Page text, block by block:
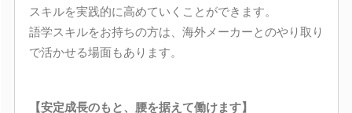
スキルを実践的に高めていくことができます。
語学スキルをお持ちの方は、海外メーカーとのやり取り
で活かせる場面もあります。
【安定成長のもと、腰を据えて働けます】